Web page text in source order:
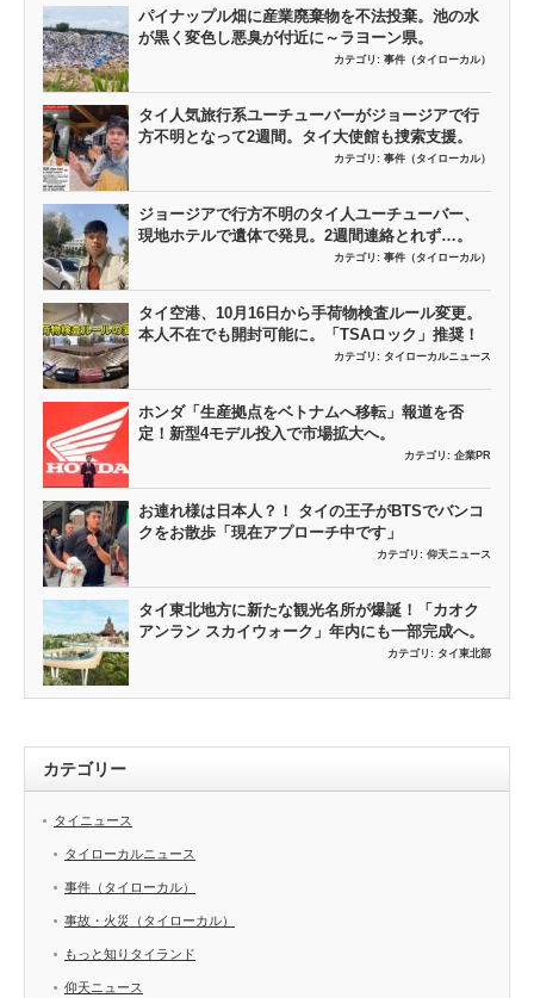
パイナップル畑に産業廃棄物を不法投棄。池の水
が黒く変色し悪臭が付近に～ラヨーン県。
カテゴリ: 事件（タイローカル）
タイ人気旅行系ユーチューバーがジョージアで行
方不明となって2週間。タイ大使館も捜索支援。
カテゴリ: 事件（タイローカル）
ジョージアで行方不明のタイ人ユーチューバー、
現地ホテルで遺体で発見。2週間連絡とれず…。
カテゴリ: 事件（タイローカル）
タイ空港、10月16日から手荷物検査ルール変更。
本人不在でも開封可能に。「TSAロック」推奨！
カテゴリ: タイローカルニュース
ホンダ「生産拠点をベトナムへ移転」報道を否
定！新型4モデル投入で市場拡大へ。
カテゴリ: 企業PR
お連れ様は日本人？！ タイの王子がBTSでバンコ
クをお散歩「現在アプローチ中です」
カテゴリ: 仰天ニュース
タイ東北地方に新たな観光名所が爆誕！「カオク
アンラン スカイウォーク」年内にも一部完成へ。
カテゴリ: タイ東北部
カテゴリー
タイニュース
タイローカルニュース
事件（タイローカル）
事故・火災（タイローカル）
もっと知りタイランド
仰天ニュース